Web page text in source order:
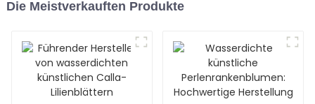
Die Meistverkauften Produkte